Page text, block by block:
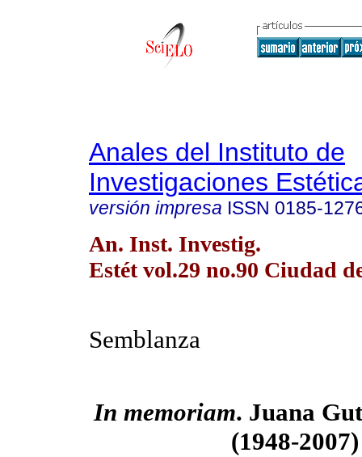
Anales del Instituto de
Investigaciones
versión impresa ISSN 0185-
An. Inst. Investig.
Estét vol.29 no.90 Ciudad
Semblanza
In memoriam. Juana
(1948-2007)